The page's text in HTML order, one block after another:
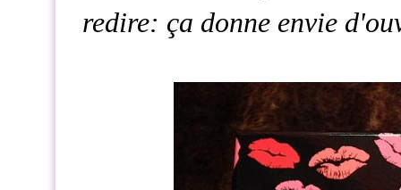
redire: ça donne envie